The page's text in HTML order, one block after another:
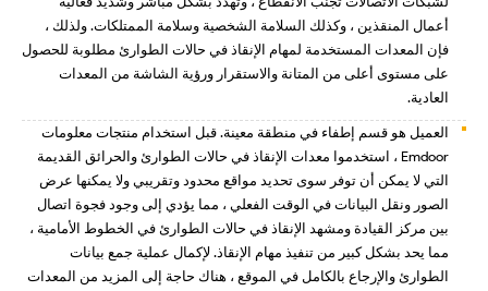
أعمال المنقذين ، وكذلك السلامة الشخصية وسلامة الممتلكات. ولذلك ،
فإن المعدات المستخدمة لمهام الإنقاذ في حالات الطوارئ مطلوبة للحصول
على مستوى أعلى من المتانة والاستقرار ورؤية الشاشة من المعدات
العادية.
العميل هو قسم إطفاء في منطقة معينة. قبل استخدام منتجات معلومات
Emdoor ، استخدموا معدات الإنقاذ في حالات الطوارئ والحرائق القديمة
التي لا يمكن أن توفر سوى تحديد مواقع محدود وتقريبي ولا يمكنها عرض
الصور ونقل البيانات في الوقت الفعلي ، مما يؤدي إلى وجود فجوة اتصال
بين مركز القيادة ومشهد الإنقاذ في حالات الطوارئ في الخطوط الأمامية ،
مما يحد بشكل كبير من تنفيذ مهام الإنقاذ. لإكمال عملية جمع بيانات
الطوارئ والإرجاع بالكامل في الموقع ، هناك حاجة إلى المزيد من المعدات